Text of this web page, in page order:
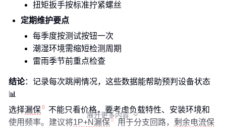
扭矩扳手按标准拧紧螺丝
定期维护要点
每季度按测试按钮一次
潮湿环境需缩短检测周期
雷雨季节前重点检查
结论：记录每次跳闸情况，这些数据能帮助预判设备状态
📊
选择漏保
不能只看价格，要考虑负载特性、安装环境和
使用频率。建议将1P+N漏保 用于分支回路， 剩余电流保
展开更多内容 